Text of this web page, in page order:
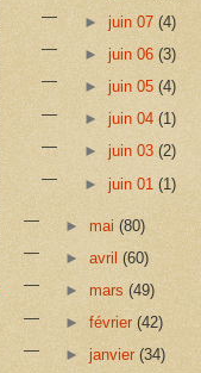
► juin 07 (4)
► juin 06 (3)
► juin 05 (4)
► juin 04 (1)
► juin 03 (2)
► juin 01 (1)
►mai(80)
►avril(60)
►mars(49)
►février(42)
►janvier(34)